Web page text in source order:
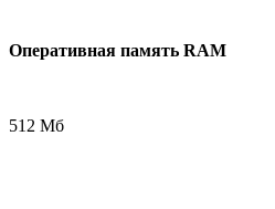
Оперативная память RAM
512 Мб